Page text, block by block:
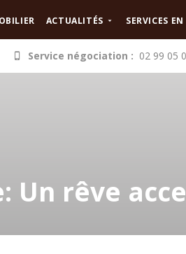
ACTUALITÉS SERVICES
Service négociation : 02 99 05
rêve